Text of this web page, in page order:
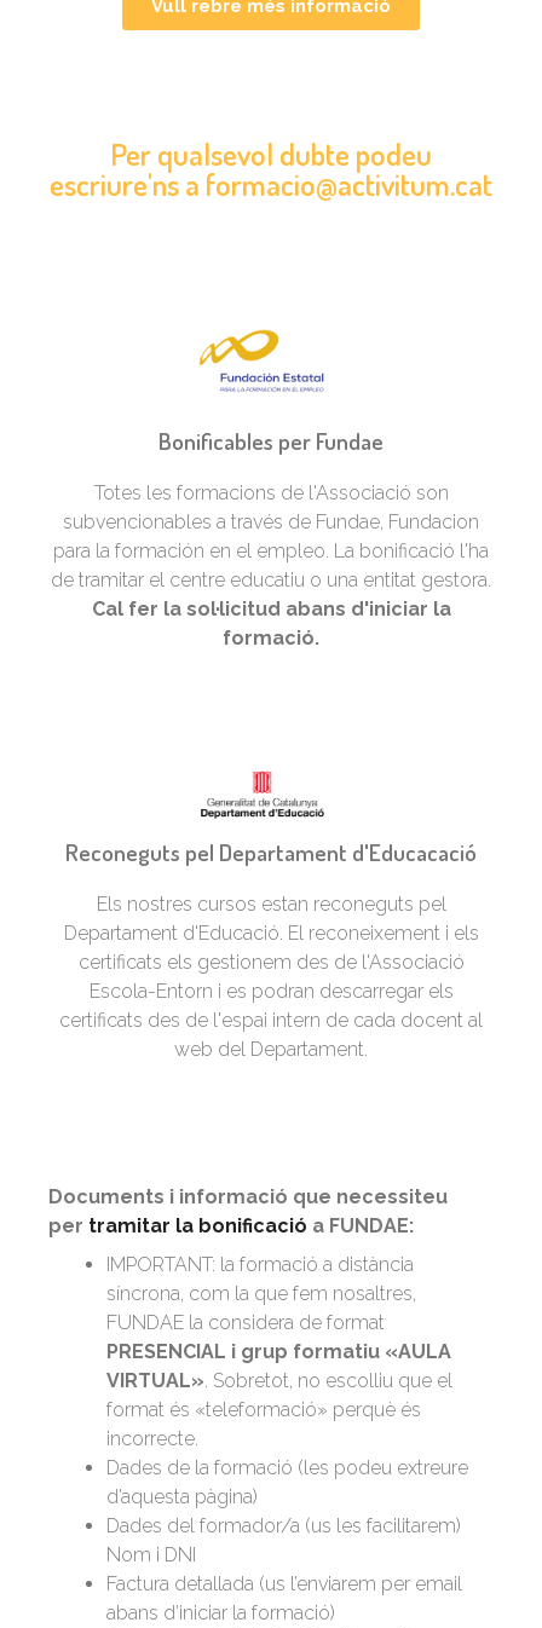
Vull rebre més informació
Per qualsevol dubte podeu
escriure'ns a formacio@activitum.cat
Bonificables per Fundae
Totes les formacions de l'Associació son
subvencionables a través de Fundae, Fundacion
para la formación en el empleo. La bonificació l'ha
de tramitar el centre educatiu o una entitat gestora.
Cal fer la sol·licitud abans d'iniciar la
formació.
Reconeguts pel Departament d'Educacació
Els nostres cursos estan reconeguts pel
Departament d'Educació. El reconeixement i els
certificats els gestionem des de l'Associació
Escola-Entorn i es podran descarregar els
certificats des de l'espai intern de cada docent al
web del Departament.
Documents i informació que necessiteu
per tramitar la bonificació a FUNDAE:
IMPORTANT: la formació a distància
síncrona, com la que fem nosaltres,
FUNDAE la considera de format
PRESENCIAL i grup formatiu «AULA
VIRTUAL» . Sobretot, no escolliu que el
format és «teleformació» perquè és
incorrecte.
Dades de la formació (les podeu extreure
d’aquesta pàgina)
Dades del formador/a (us les facilitarem)
Nom i DNI
Factura detallada (us l’enviarem per email
abans d’iniciar la formació)